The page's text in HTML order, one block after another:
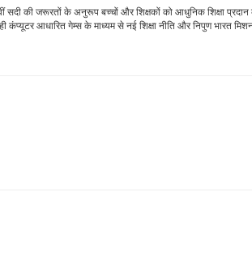
की जरूरतों के अनुरूप बच्चों और शिक्षकों को आधुनिक शिक्षा
आधारित गेम्स के माध्यम से नई शिक्षा नीति और निपुण भारत